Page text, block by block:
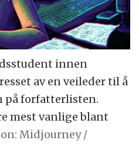
innen
av en veileder til å
på forfatterlisten.
mest vanlige blant
Midjourney /